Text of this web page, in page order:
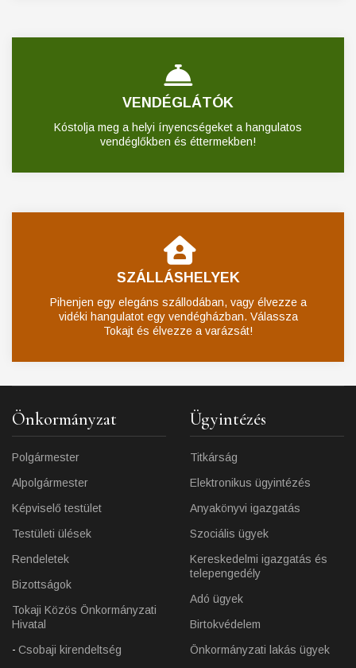
VENDÉGLÁTÓK
Kóstolja meg a helyi ínyencségeket a hangulatos
vendéglőkben és éttermekben!
SZÁLLÁSHELYEK
Pihenjen egy elegáns szállodában, vagy élvezze a
vidéki hangulatot egy vendégházban. Válassza
Tokajt és élvezze a varázsát!
Önkormányzat
Polgármester
Alpolgármester
Képviselő testület
Testületi ülések
Rendeletek
Bizottságok
Tokaji Közös Önkormányzati
Hivatal
Csobaji kirendeltség
Ügyintézés
Titkárság
Elektronikus ügyintézés
Anyakönyvi igazgatás
Szociális ügyek
Kereskedelmi igazgatás és
telepengedély
Adó ügyek
Birtokvédelem
Önkormányzati lakás ügyek